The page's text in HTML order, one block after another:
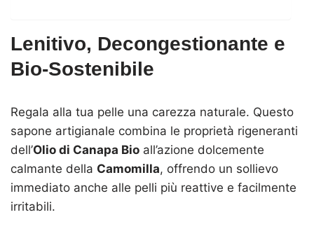
Lenitivo, Decongestionante e
Bio-Sostenibile
Regala alla tua pelle una carezza naturale. Questo
sapone artigianale combina le proprietà rigeneranti
dell’Olio di Canapa Bio all’azione dolcemente
calmante della Camomilla, offrendo un sollievo
immediato anche alle pelli più reattive e facilmente
irritabili.